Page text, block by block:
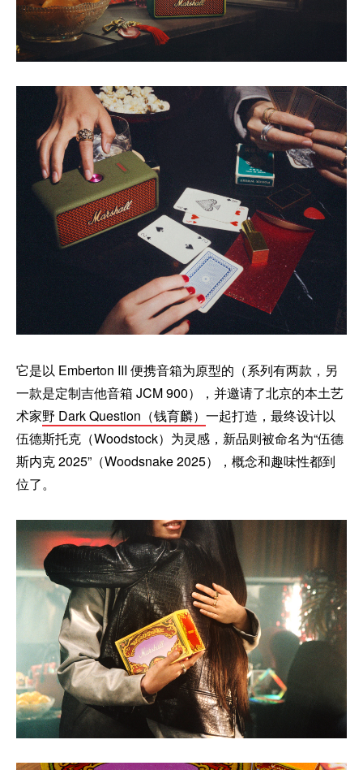
它是以 Emberton III 便携音箱为原型的（系列有两款，另
一款是定制吉他音箱 JCM 900），并邀请了北京的本土艺
术家野 Dark Question（钱育麟） 一起打造，最终设计以
伍德斯托克（Woodstock）为灵感，新品则被命名为“伍德
斯内克 2025”（Woodsnake 2025），概念和趣味性都到
位了。